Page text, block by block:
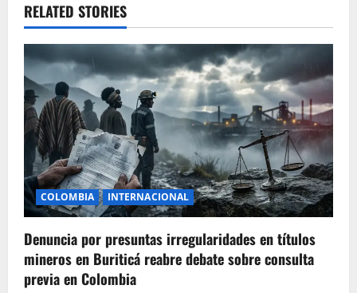
v
i
g
a
t
i
o
n
RELATED STORIES
COLOMBIA INTERNACIONAL
Denuncia por presuntas irregularidades en títulos
mineros en Buriticá reabre debate sobre consulta
previa en Colombia